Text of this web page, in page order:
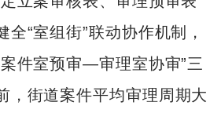
“室组街”联动协作机制，
件室预审—审理室协审”三
，街道案件平均审理周期大